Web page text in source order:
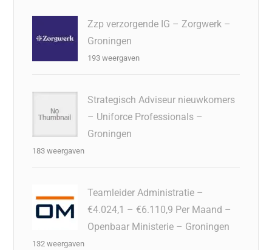
Zzp verzorgende IG – Zorgwerk –
Groningen
193 weergaven
Strategisch Adviseur nieuwkomers
– Uniforce Professionals –
Groningen
183 weergaven
Teamleider Administratie –
€4.024,1 – €6.110,9 Per Maand –
Openbaar Ministerie – Groningen
132 weergaven